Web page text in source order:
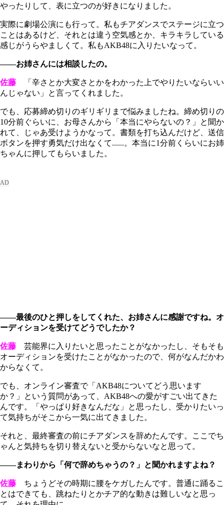
やったりして、表に立つのが好きになりました。
実際に劇場公演にも行って。私もチアダンスでステージに立つ
ことはあるけど、それとは違う空気感とか、キラキラしている
感じがうらやましくて。私もAKB48に入りたいなって。
――お姉さんには相談したの。
佐藤 「辛さとか大変さとかをわかった上でやりたいならいい
んじゃない」と言ってくれました。
でも、応募締め切りのギリギリまで悩みましたね。締め切りの
10分前ぐらいに、お母さんから「本当にやらないの？」と聞か
れて、じゃあ受けようかなって。書類を打ち込んだけど、送信
ボタンを押す勇気だけ出なくて......。本当に1分前くらいにお姉
ちゃんに押してもらいました。
――最後のひと押しをしてくれた、お姉さんに感謝ですね。オ
ーディションを受けてどうでしたか？
佐藤 芸能界に入りたいと思ったことがなかったし、そもそも
オーディションを受けたことがなかったので、何がなんだかわ
からなくて。
でも、オンライン審査で「AKB48についてどう思います
か？」という質問があって、AKB48への愛がすごい出てきた
んです。「やっぱり好きなんだな」と思ったし、受かりたいっ
て気持ちがそこから一気に出てきました。
それと、最終審査の前にチアダンスを辞めたんです。ここでち
ゃんと気持ちを切り替えないと受からないなと思って。
――まわりから「何で辞めちゃうの？」と聞かれますよね？
佐藤 ちょうどその時期に腰をケガしたんです。普通に踊るこ
とはできても、跳ねたりとかチア的な動きは難しいなと思っ